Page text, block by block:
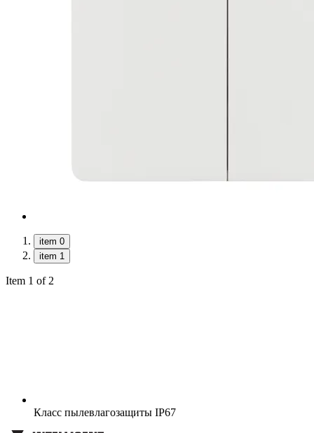
item 0
item 1
Item 1 of 2
Класс пылевлагозащиты IP67